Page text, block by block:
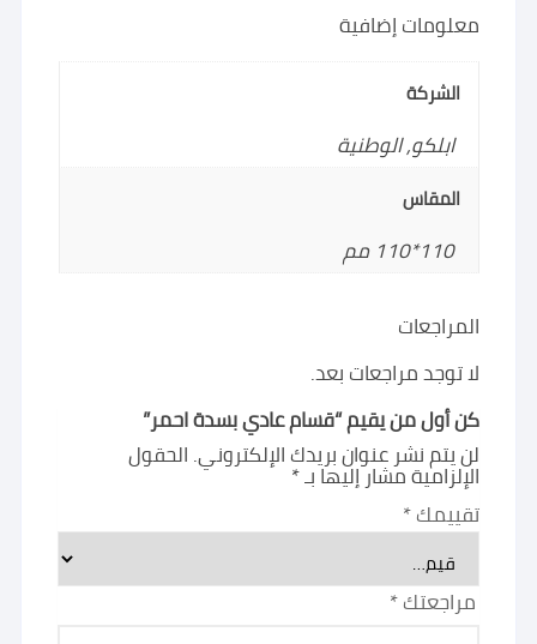
معلومات إضافية
الشركة
ابلكو, الوطنية
المقاس
110*110 مم
المراجعات
لا توجد مراجعات بعد.
كن أول من يقيم “قسام عادي بسدة احمر”
لن يتم نشر عنوان بريدك الإلكتروني.الحقول
الإلزامية مشار إليها بـ*
تقييمك*
مراجعتك*